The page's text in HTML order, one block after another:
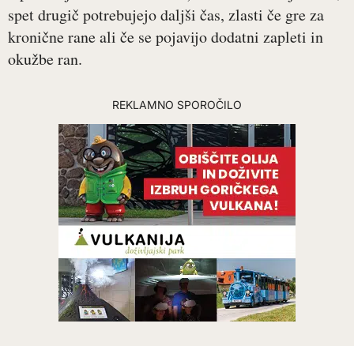
spet drugič potrebujejo daljši čas, zlasti če gre za
kronične rane ali če se pojavijo dodatni zapleti in
okužbe ran.
REKLAMNO SPOROČILO